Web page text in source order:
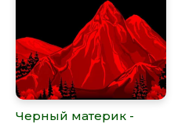
Черный материк -